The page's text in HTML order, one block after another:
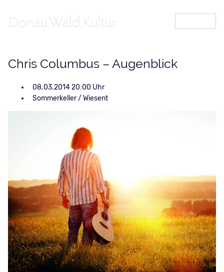
Chris Columbus – Augenblick
08.03.2014 20:00
Sommerkeller / Wiesent